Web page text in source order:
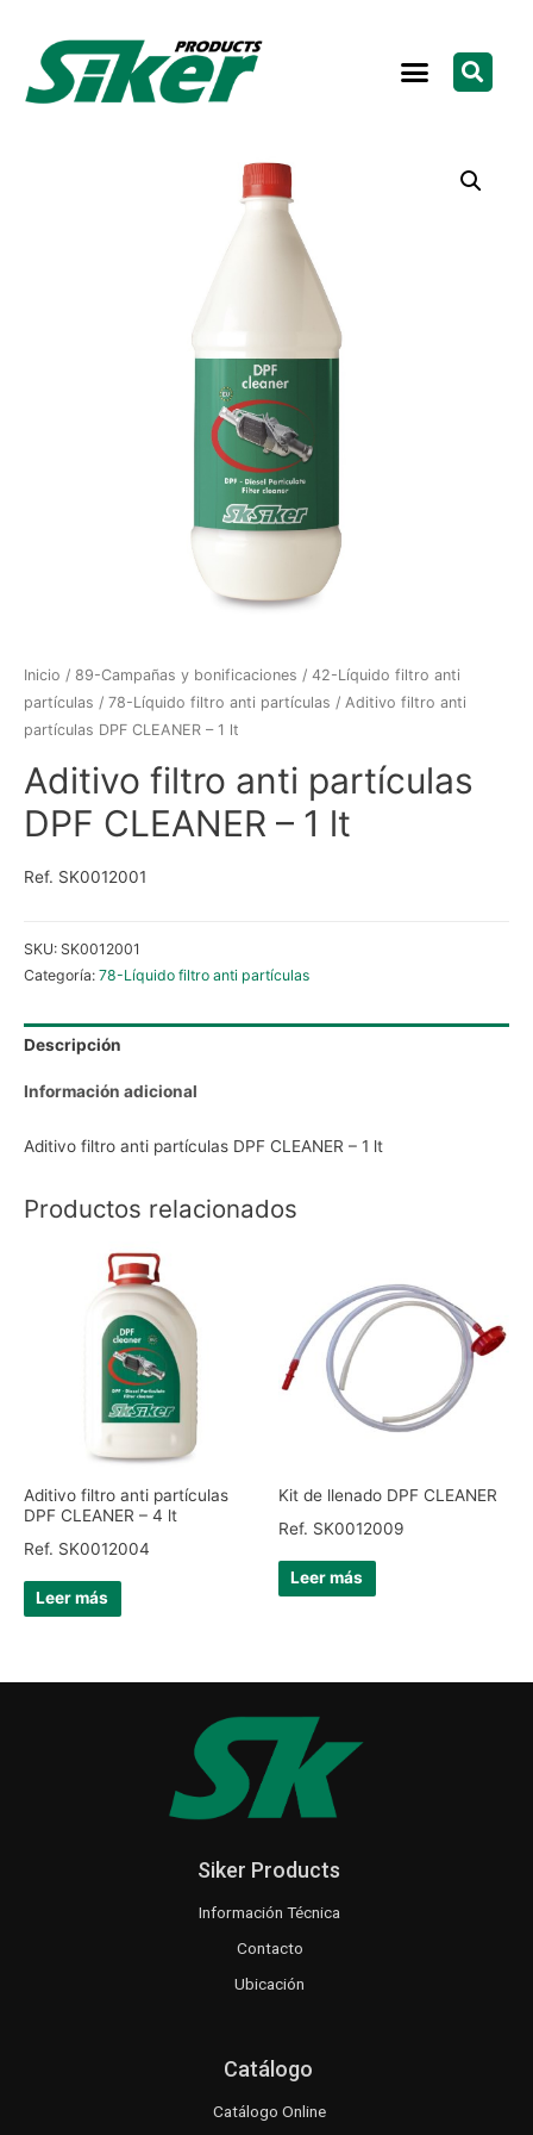
Inicio / 89-Campañas y bonificaciones / 42-Líquido filtro anti
partículas / 78-Líquido filtro anti partículas / Aditivo filtro anti
partículas DPF CLEANER – 1 lt
Aditivo filtro anti partículas
DPF CLEANER – 1 lt
Ref. SK0012001
SKU: SK0012001
Categoría: 78-Líquido filtro anti partículas
Descripción
Información adicional
Aditivo filtro anti partículas DPF CLEANER – 1 lt
Productos relacionados
Aditivo filtro anti partículas
DPF CLEANER – 4 lt
Ref. SK0012004
Leer más
Kit de llenado DPF CLEANER
Ref. SK0012009
Leer más
Siker Products
Información Técnica
Contacto
Ubicación
Catálogo
Catálogo Online